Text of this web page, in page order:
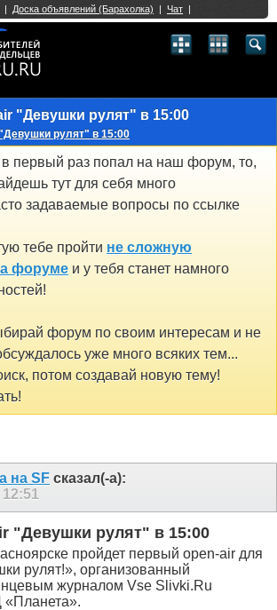
"Девушки рулят" в 15:00
рулят" в 15:00
в первый раз попал на наш форум, то,
тут для себя много
задаваемые вопросы по ссылке
тебе пройти не сложную
форуме и у тебя станет намного
форум по своим интересам и не
уже много всяких тем...
потом создавай новую тему!
на SF сказал(-а):
12:51
"Девушки рулят" в 15:00
пройдет первый open-air для
рулят!», организованный
журналом Vse Slivki.Ru
Sign On provided byvBSSO
12 13 21 22 23 24 25 26
31 32 33 40 41 42 43